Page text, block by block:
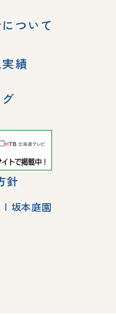
ついて
績
針
| 坂本庭園